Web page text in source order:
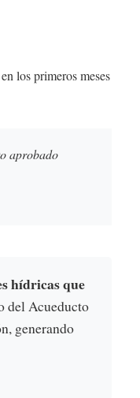
los primeros meses
aprobado
hídricas que
del Acueducto
generando